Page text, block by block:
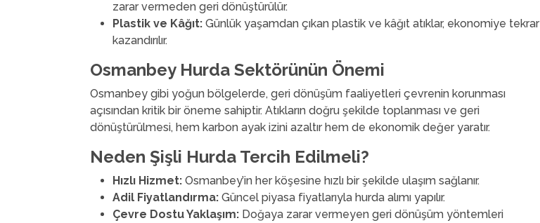
zarar vermeden geri dönüştürülür.
Plastik ve Kâğıt:Günlük yaşamdan çıkan plastik ve kâğıt atıklar, ekonomiye tekrar
kazandırılır.
Osmanbey Hurda Sektörünün Önemi
Osmanbey gibi yoğun bölgelerde, geri dönüşüm faaliyetleri çevrenin korunması
açısından kritik bir öneme sahiptir. Atıkların doğru şekilde toplanması ve geri
dönüştürülmesi, hem karbon ayak izini azaltır hem de ekonomik değer yaratır.
Neden Şişli Hurda Tercih Edilmeli?
Hızlı Hizmet:Osmanbey’in her köşesine hızlı bir şekilde ulaşım sağlanır.
Adil Fiyatlandırma:Güncel piyasa fiyatlarıyla hurda alımı yapılır.
Çevre Dostu Yaklaşım:Doğaya zarar vermeyen geri dönüşüm yöntemleri